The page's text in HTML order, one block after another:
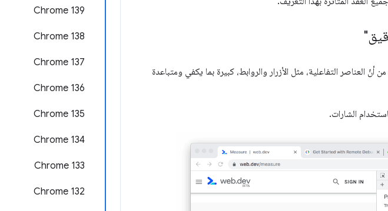
‫Chrome 139
‫Chrome 138
‫Chrome 137
Chrome 136
Chrome 135
‫Chrome 134
‫Chrome 133
Chrome 132
من أنّ العناصر التفاعلية، مثل الأزرار والروابط، كبيرة بما يكفي ومتباعدة
الشارات.